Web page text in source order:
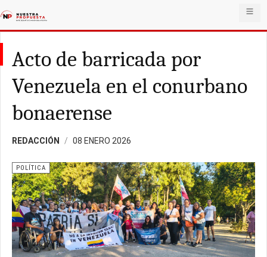
Acto de barricada por
Venezuela en el conurbano
bonaerense
REDACCIÓN 08 ENERO 2026
POLÍTICA